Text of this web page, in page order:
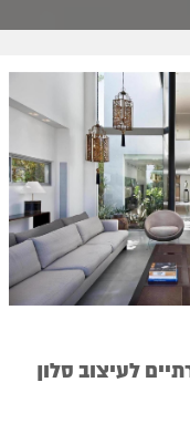
לעיצוב סלון